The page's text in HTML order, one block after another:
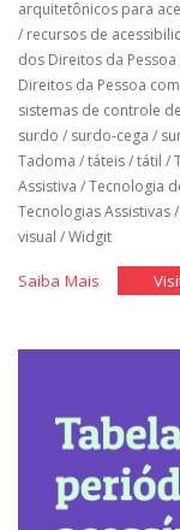
arquitetônicos para
/ recursos de
dos Direitos da
Direitos da Pessoa
sistemas de controle
surdo / surdo-cega /
Tadoma /táteis/tátil /
Assistiva /Tecnologia
Tecnologias Assistivas/
visual /Widgit
Saiba Mais